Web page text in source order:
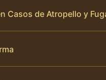
Casos de Atropello y